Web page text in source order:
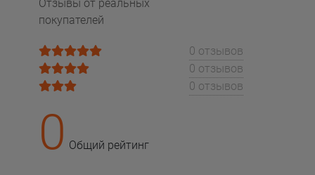
Отзывы от реальных
покупателей
0 отзывов
0 отзывов
0 отзывов
0 Общий рейтинг